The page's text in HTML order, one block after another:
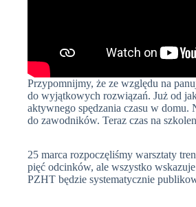
Przypomnijmy, że ze względu na
do wyjątkowych rozwiązań. Już od
aktywnego spędzania czasu w domu.
do zawodników. Teraz czas na
25 marca rozpoczęliśmy warsztaty
pięć odcinków, ale wszystko
PZHT będzie systematycznie